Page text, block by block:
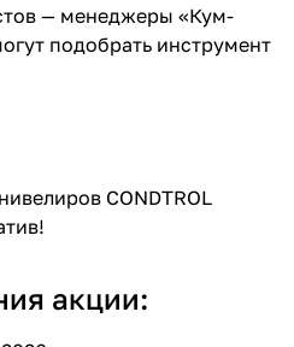
— менеджеры «Кум-
подобрать инструмент
CONDTROL
акции: